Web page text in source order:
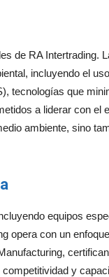
de RA Intertrading.
incluyendo el
tecnologías que
a liderar con el
ambiente, sino
equipos
opera con un
y